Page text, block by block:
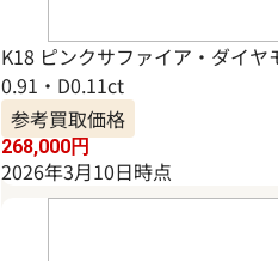
K18 ピンクサファイア・ダイヤ
0.91・D0.11ct
参考買取価格
268,000円
2026年3月10日時点